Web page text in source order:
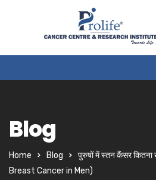
Blog
Home Blog
पुरुषों में स्तन कैंसर
Breast Cancer in Men)